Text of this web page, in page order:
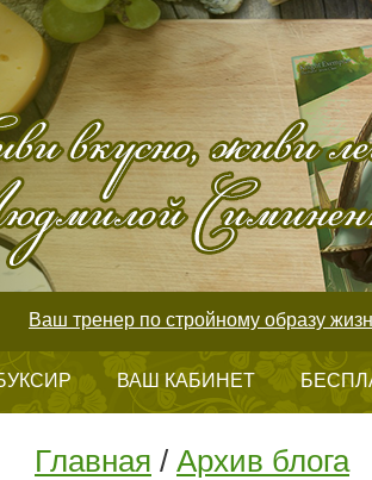
Ваш тренер по стройному образу
ВАШ КАБИНЕТ
Главная / Архив блога